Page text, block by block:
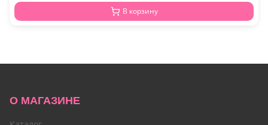
В корзину
О МАГАЗИНЕ